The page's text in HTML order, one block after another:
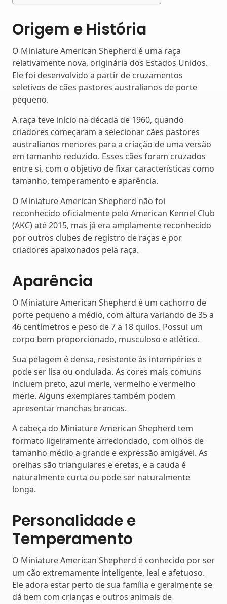
Origem e História
O Miniature American Shepherd é uma raça
relativamente nova, originária dos Estados Unidos.
Ele foi desenvolvido a partir de cruzamentos
seletivos de cães pastores australianos de porte
pequeno.
A raça teve início na década de 1960, quando
criadores começaram a selecionar cães pastores
australianos menores para a criação de uma versão
em tamanho reduzido. Esses cães foram cruzados
entre si, com o objetivo de fixar características como
tamanho, temperamento e aparência.
O Miniature American Shepherd não foi
reconhecido oficialmente pelo American Kennel Club
(AKC) até 2015, mas já era amplamente reconhecido
por outros clubes de registro de raças e por
criadores apaixonados pela raça.
Aparência
O Miniature American Shepherd é um cachorro de
porte pequeno a médio, com altura variando de 35 a
46 centímetros e peso de 7 a 18 quilos. Possui um
corpo bem proporcionado, musculoso e atlético.
Sua pelagem é densa, resistente às intempéries e
pode ser lisa ou ondulada. As cores mais comuns
incluem preto, azul merle, vermelho e vermelho
merle. Alguns exemplares também podem
apresentar manchas brancas.
A cabeça do Miniature American Shepherd tem
formato ligeiramente arredondado, com olhos de
tamanho médio a grande e expressão amigável. As
orelhas são triangulares e eretas, e a cauda é
naturalmente curta ou pode ser naturalmente
longa.
Personalidade e
Temperamento
O Miniature American Shepherd é conhecido por ser
um cão extremamente inteligente, leal e afetuoso.
Ele adora estar perto de sua família e geralmente se
dá bem com crianças e outros animais de